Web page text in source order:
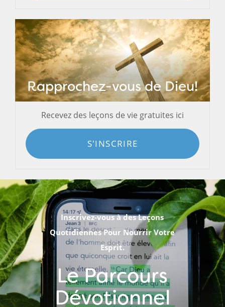
Rapprochez-vous de Dieu!
Recevez des leçons de vie gratuites ici
S'INSCRIRE
Inscrivez-vous à des Leçons
Quotidiennes Pour Nourrir Votre
Esprit.
Le Parcours
Dévotionnel